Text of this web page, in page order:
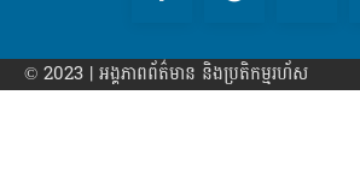
© 2023 | អង្គភាព​ព័ត៌មាន​ និងប្រតិកម្មរហ័ស